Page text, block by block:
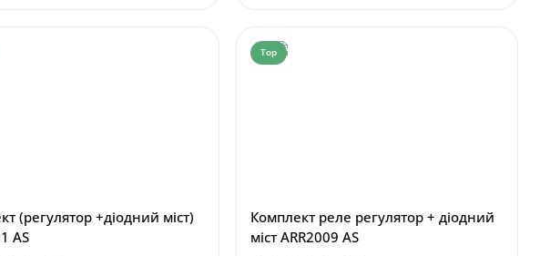
(регулятор +діодний міст)
AS
Top
Комплект реле регулятор + діодний
міст ARR2009 AS